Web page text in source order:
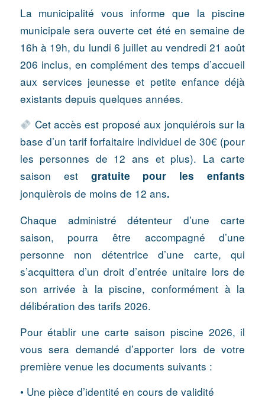
La municipalité vous informe que la piscine
municipale sera ouverte cet été en semaine de
16h à 19h, du lundi 6 juillet au vendredi 21 août
206 inclus, en complément des temps d’accueil
aux services jeunesse et petite enfance déjà
existants depuis quelques années.
Cet accès est proposé aux jonquiérois sur la
base d’un tarif forfaitaire individuel de 30€ (pour
les personnes de 12 ans et plus). La carte
saison est gratuite pour les enfants
jonquièrois de moins de 12 ans.
Chaque administré détenteur d’une carte
saison, pourra être accompagné d’une
personne non détentrice d’une carte, qui
s’acquittera d’un droit d’entrée unitaire lors de
son arrivée à la piscine, conformément à la
délibération des tarifs 2026.
Pour établir une carte saison piscine 2026, il
vous sera demandé d’apporter lors de votre
première venue les documents suivants :
• Une pièce d’identité en cours de validité